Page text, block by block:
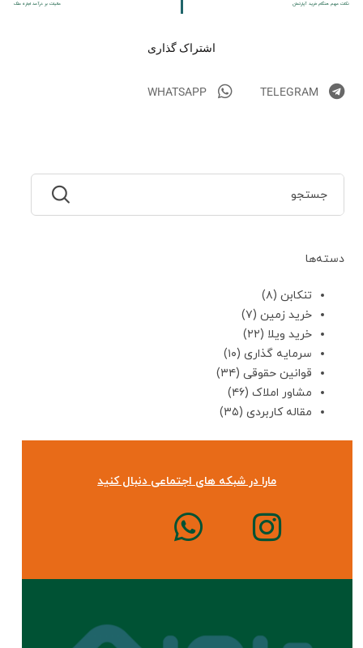
نکات مهم هنگام خرید آپارتمان مالیات بر درآمد اجاره ملک
اشتراک گذاری
TELEGRAM
WHATSAPP
دسته‌ها
تنکابن (۸)
خرید زمین (۷)
خرید ویلا (۲۲)
سرمایه گذاری (۱۰)
قوانین حقوقی (۳۴)
مشاور املاک (۴۶)
مقاله کاربردی (۳۵)
مارا در شبکه های اجتماعی دنبال کنید